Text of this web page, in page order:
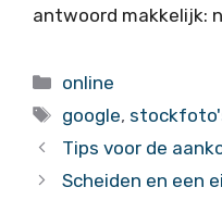
antwoord makkelijk:
Categorieën
online
Tags
google,
Tips voor de
Scheiden en een